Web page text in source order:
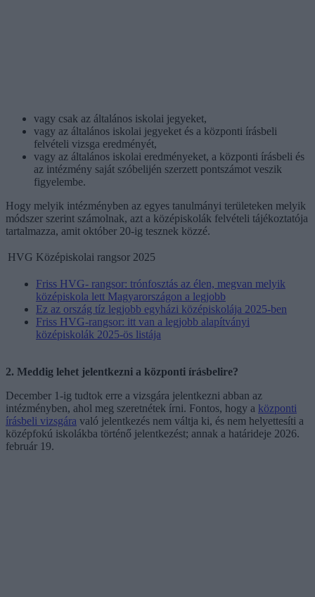
vagy csak az általános iskolai jegyeket,
vagy az általános iskolai jegyeket és a központi írásbeli
felvételi vizsga eredményét,
vagy az általános iskolai eredményeket, a központi írásbeli és
az intézmény saját szóbelijén szerzett pontszámot veszik
figyelembe.
Hogy melyik intézményben az egyes tanulmányi területeken melyik
módszer szerint számolnak, azt a középiskolák felvételi tájékoztatója
tartalmazza, amit október 20-ig tesznek közzé.
HVG Középiskolai rangsor 2025
Friss HVG- rangsor: trónfosztás az élen, megvan melyik
középiskola lett Magyarországon a legjobb
Ez az ország tíz legjobb egyházi középiskolája 2025-ben
Friss HVG-rangsor: itt van a legjobb alapítványi
középiskolák 2025-ös listája
2. Meddig lehet jelentkezni a központi írásbelire?
December 1-ig tudtok erre a vizsgára jelentkezni abban az
intézményben, ahol meg szeretnétek írni. Fontos, hogy a központi
írásbeli vizsgára való jelentkezés nem váltja ki, és nem helyettesíti a
középfokú iskolákba történő jelentkezést; annak a határideje 2026.
február 19.